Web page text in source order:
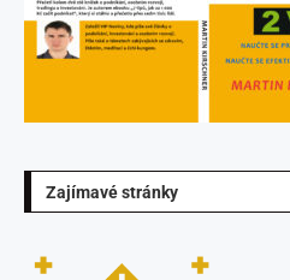
Zajímavé stránky